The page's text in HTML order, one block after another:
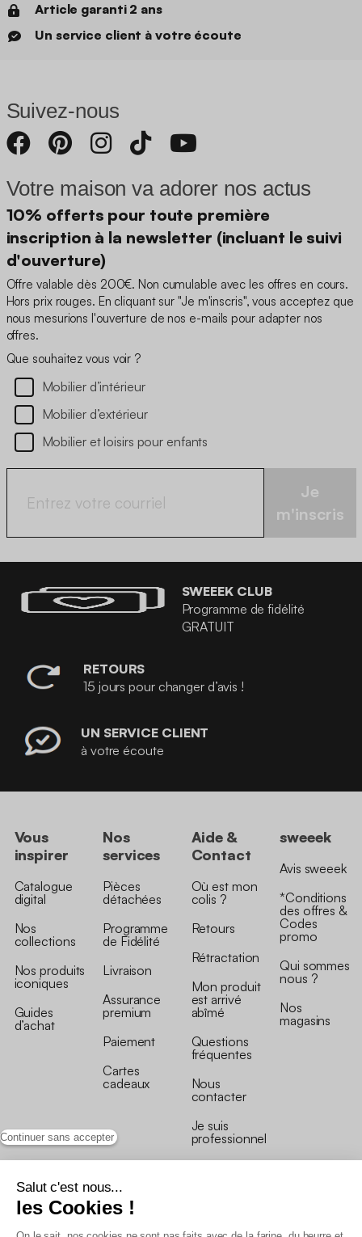
Continuer sans accepter
Salut c'est nous...
les Cookies !
Article garanti 2 ans
Un service client à votre écoute
Suivez-nous
Votre maison va adorer nos actus
10% offerts pour toute première
inscription à la newsletter (incluant le suivi
d'ouverture)
Offre valable dès 200€. Non cumulable avec les offres en cours.
Hors prix rouges. En cliquant sur "Je m'inscris", vous acceptez que
nous mesurions l'ouverture de nos e-mails pour adapter nos
offres.
Que souhaitez vous voir ?
Mobilier d’intérieur
Mobilier d’extérieur
Mobilier et loisirs pour enfants
Je
m'inscris
SWEEEK CLUB
Programme de fidélité
GRATUIT
RETOURS
15 jours pour changer d’avis !
UN SERVICE CLIENT
à votre écoute
Vous
inspirer
Catalogue
digital
Nos
collections
Nos produits
iconiques
Guides
d’achat
Nos
services
Pièces
détachées
Programme
de Fidélité
Livraison
Assurance
premium
Paiement
Cartes
cadeaux
Aide &
Contact
Où est mon
colis ?
Retours
Rétractation
Mon produit
est arrivé
abîmé
Questions
fréquentes
Nous
contacter
Je suis
professionnel
sweeek
Avis sweeek
*Conditions
des offres &
Codes
promo
Qui sommes
nous ?
Nos
magasins